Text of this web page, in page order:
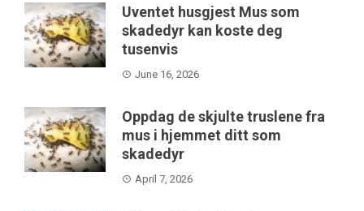
Uventet husgjest Mus som
skadedyr kan koste deg
tusenvis
June 16, 2026
Oppdag de skjulte truslene fra
mus i hjemmet ditt som
skadedyr
April 7, 2026